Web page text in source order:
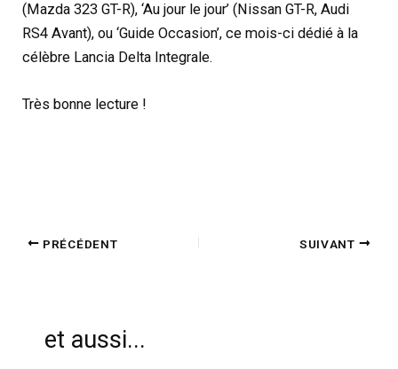
(Mazda 323 GT-R), ‘Au jour le jour’ (Nissan GT-R, Audi
RS4 Avant), ou ‘Guide Occasion’, ce mois-ci dédié à la
célèbre Lancia Delta Integrale.
Très bonne lecture !
PRÉCÉDENT SUIVANT
et aussi...